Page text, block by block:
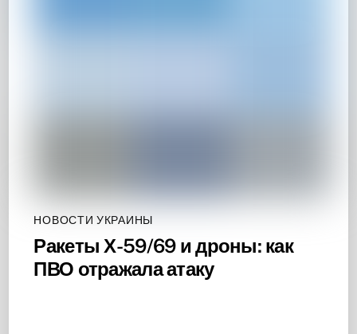
НОВОСТИ УКРАИНЫ
Ракеты Х-59/69 и дроны: как
ПВО отражала атаку